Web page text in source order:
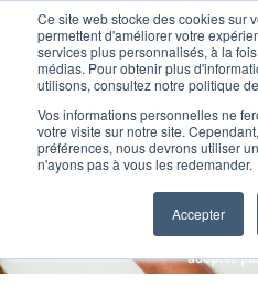
Ce site web stocke des cookies sur
permettent d'améliorer votre
services plus personnalisés, à la
médias. Pour obtenir plus
utilisons, consultez notre politique
Vos informations personnelles ne
votre visite sur notre site.
préférences, nous devrons utiliser
n'ayons pas à vous les redemander.
Accepter
Passer
contenu
Nos
Nos
Silae la
l’approche
adoptée
»Silae la
adoptée